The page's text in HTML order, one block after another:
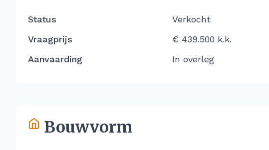
Status
Verkocht
Vraagprijs
€ 439.500 k.k.
Aanvaarding
In overleg
Bouwvorm